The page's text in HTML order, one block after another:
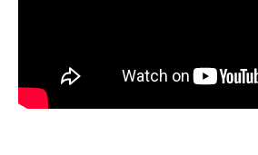
клева на ближайшие сутки.